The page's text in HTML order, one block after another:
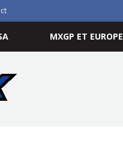
MXGP ET EUROPE